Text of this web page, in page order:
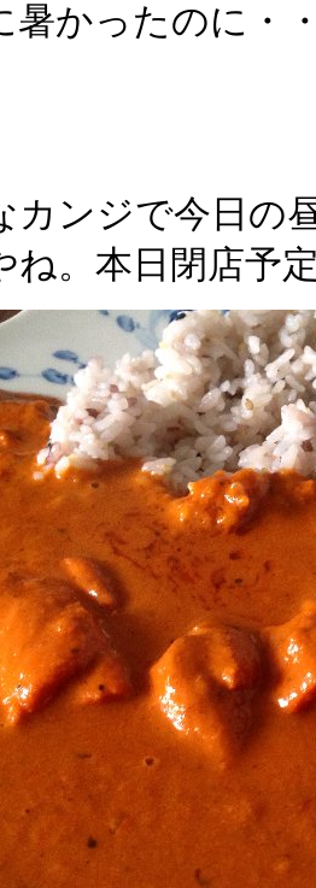
暑かったのに・
ンジで今日の
ね。本日閉店予